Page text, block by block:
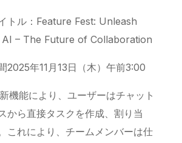
トル：Feature Fest: Unleash
AI – The Future of Collaboration
2025年11月13日（木）午前3:00
機能により、ユーザーはチャット
から直接タスクを作成、割り当
これにより、チームメンバーは仕